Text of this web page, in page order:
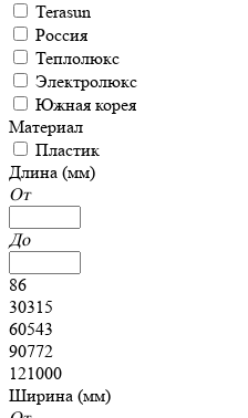
Terasun
Россия
Теплолюкс
Электролюкс
Южная корея
Материал
Пластик
Длина (мм)
От
До
86
30315
60543
90772
121000
Ширина (мм)